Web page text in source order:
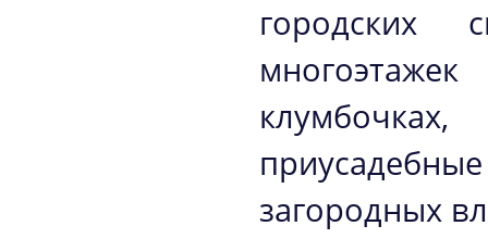
городских
загородных